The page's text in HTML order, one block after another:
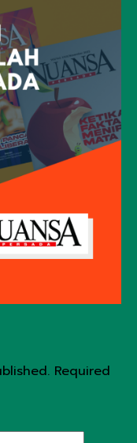
Required